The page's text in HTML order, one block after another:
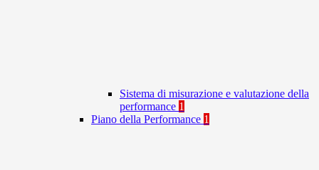
Sistema di misurazione e valutazione della
performance 1
Piano della Performance 1